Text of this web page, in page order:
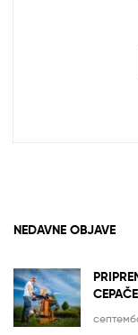
NEDAVNE OBJAVE